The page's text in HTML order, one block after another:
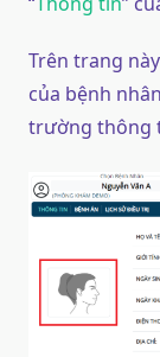
Trên trang
của bệnh
trường thông